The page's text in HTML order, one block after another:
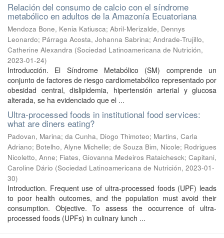
Relación del consumo de calcio con el síndrome
metabólico en adultos de la Amazonía Ecuatoriana
Mendoza Bone, Kenia Katiusca; Abril-Merizalde, Dennys
Leonardo; Párraga Acosta, Johanna Sabrina; Andrade-Trujillo,
Catherine Alexandra (Sociedad Latinoamericana de Nutrición,
2023-01-24)
Introducción. El Síndrome Metabólico (SM) comprende un
conjunto de factores de riesgo cardiometabólico representado por
obesidad central, dislipidemia, hipertensión arterial y glucosa
alterada, se ha evidenciado que el ...
Ultra-processed foods in institutional food services:
what are diners eating?
Padovan, Marina; da Cunha, Diogo Thimoteo; Martins, Carla
Adriano; Botelho, Alyne Michelle; de Souza Bim, Nicole; Rodrigues
Nicoletto, Anne; Fiates, Giovanna Medeiros Rataichesck; Capitani,
Caroline Dário (Sociedad Latinoamericana de Nutrición, 2023-01-
30)
Introduction. Frequent use of ultra-processed foods (UPF) leads
to poor health outcomes, and the population must avoid their
consumption. Objective. To assess the occurrence of ultra-
processed foods (UPFs) in culinary lunch ...